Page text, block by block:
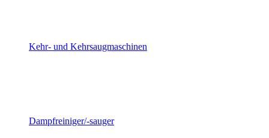
Kehr- und Kehrsaugmaschinen
Dampfreiniger/-sauger